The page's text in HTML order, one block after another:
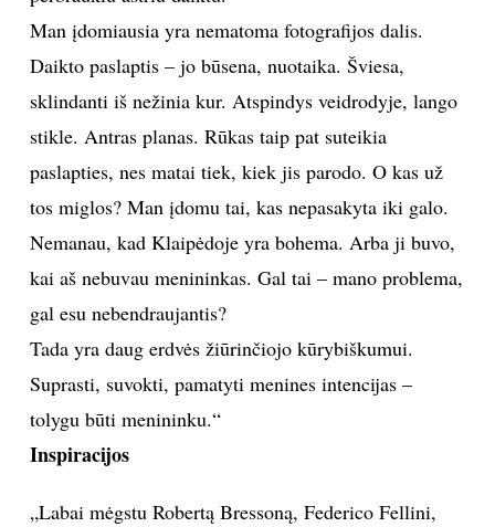
rankomis. Niekam negaliu patikėti nuotraukos
gimimo proceso. Pats murkdausi vonelėse, nenaudoju
pinceto, merkiu rankas į chemikalus. Ne įmetu ir
laukiu, kol vaizdas išryškės, o įtrinu emulsiją, ryškalą,
glostau, čiuopiu popierių – reikia pajausti. Spaudžiu
tik vieną ar tris atspaudus. Tada negatyvą sugadinu –
perbraukiu aštriu daiktu.
Man įdomiausia yra nematoma fotografijos dalis.
Daikto paslaptis – jo būsena, nuotaika. Šviesa,
sklindanti iš nežinia kur. Atspindys veidrodyje, lango
stikle. Antras planas. Rūkas taip pat suteikia
paslapties, nes matai tiek, kiek jis parodo. O kas už
tos miglos? Man įdomu tai, kas nepasakyta iki galo.
Nemanau, kad Klaipėdoje yra bohema. Arba ji buvo,
kai aš nebuvau menininkas. Gal tai – mano problema,